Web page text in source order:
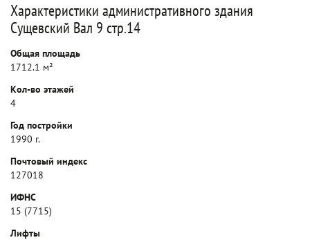
Характеристики административного здания
Сущевский Вал 9 стр.14
Общая площадь
1712.1 м²
Кол-во этажей
4
Год постройки
1990 г.
Почтовый индекс
127018
ИФНС
15 (7715)
Лифты